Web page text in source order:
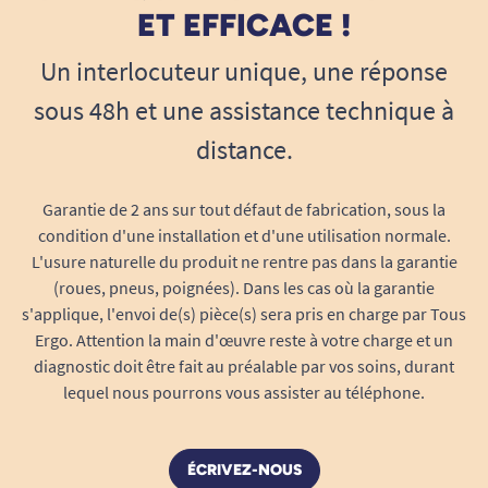
Pour un accompagnement personnalisé,
n’hésitez pas à consulter un ergothérapeute qui
pourra vous recommander la position idéale en
fonction de votre mobilité et de votre
environnement : la sécurité commence par une
installation sur-mesure, pensée pour vos gestes
Pourquoi opter pour la barre d’appui
courbée en noir mat ?
Valorisation de la salle d’eausans
compromis sur la sécurité : l’accessibilité se
fait design et discrète.
Matériaux robustesgarantissant la tenue
d’utilisation intensive.
Adaptée à tous les publics : personnes
ET EFFICACE !
Un interlocuteur unique, une réponse
sous 48h et une assistance technique à
distance.
Garantie de 2 ans sur tout défaut de fabrication, sous la
condition d'une installation et d'une utilisation normale.
L'usure naturelle du produit ne rentre pas dans la garantie
(roues, pneus, poignées). Dans les cas où la garantie
s'applique, l'envoi de(s) pièce(s) sera pris en charge par Tous
Ergo. Attention la main d'œuvre reste à votre charge et un
diagnostic doit être fait au préalable par vos soins, durant
lequel nous pourrons vous assister au téléphone.
ÉCRIVEZ-NOUS